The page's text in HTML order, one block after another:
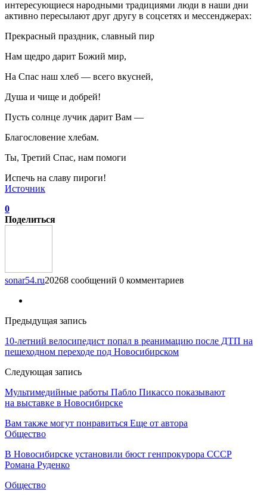
интересующиеся народными традициями люди в наши дни
активно пересылают друг другу в соцсетях и мессенджерах:
Прекрасный праздник, славный пир
Нам щедро дарит Божий мир,
На Спас наш хлеб — всего вкусней,
Душа и чище и добрей!
Пусть солнце лучик дарит Вам —
Благословение хлебам.
Ты, Третий Спас, нам помоги
Испечь на славу пироги!
Источник
0
Поделиться
sonar54.ru20268 сообщений 0 комментариев
Предыдущая запись
10-летний велосипедист попал в реанимацию после ДТП на
пешеходном переходе под Новосибирском
Следующая запись
Мультимедийные работы Пабло Пикассо показывают
на выставке в Новосибирске
Вам также могут понравиться Еще от автора
Общество
В Новосибирске установили бюст генпрокурора СССР
Романа Руденко
Общество